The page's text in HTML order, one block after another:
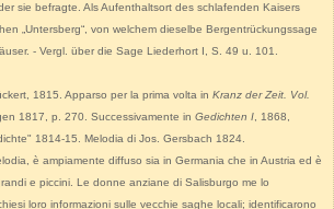
sie befragte. Als Aufenthaltsort des schlafenden Kaisers
„Untersberg“, von welchem dieselbe Bergentrückungssage
- Vergl. über die Sage Liederhort I, S. 49 u. 101.
1815. Apparso per la prima volta in Kranz der Zeit. Vol.
1817, p. 270. Successivamente in Gedichten I , 1868,
1814-15. Melodia di Jos. Gersbach 1824.
è ampiamente diffuso sia in Germania che in Austria ed è
e piccini. Le donne anziane di Salisburgo me lo
loro informazioni sulle vecchie saghe locali; identificarono